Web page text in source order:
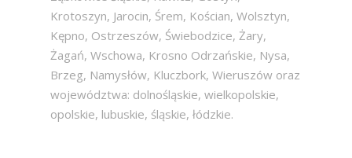
Krotoszyn, Jarocin, Śrem, Kościan, Wolsztyn,
Kępno, Ostrzeszów, Świebodzice, Żary,
Żagań, Wschowa, Krosno Odrzańskie, Nysa,
Brzeg, Namysłów, Kluczbork, Wieruszów oraz
województwa: dolnośląskie, wielkopolskie,
opolskie, lubuskie, śląskie, łódzkie.